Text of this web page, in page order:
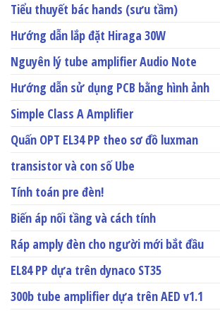
Tiểu thuyết bác hands (sưu tầm)
Hướng dẫn lắp đặt Hiraga 30W
Nguyên lý tube amplifier Audio Note
Hướng dẫn sử dụng PCB bằng hình ảnh
Simple Class A Amplifier
Quấn OPT EL34 PP theo sơ đồ luxman
transistor và con số Ube
Tính toán pre đèn!
Biến áp nối tầng và cách tính
Ráp amply đèn cho người mới bắt đầu
EL84 PP dựa trên dynaco ST35
300b tube amplifier dựa trên AED v1.1